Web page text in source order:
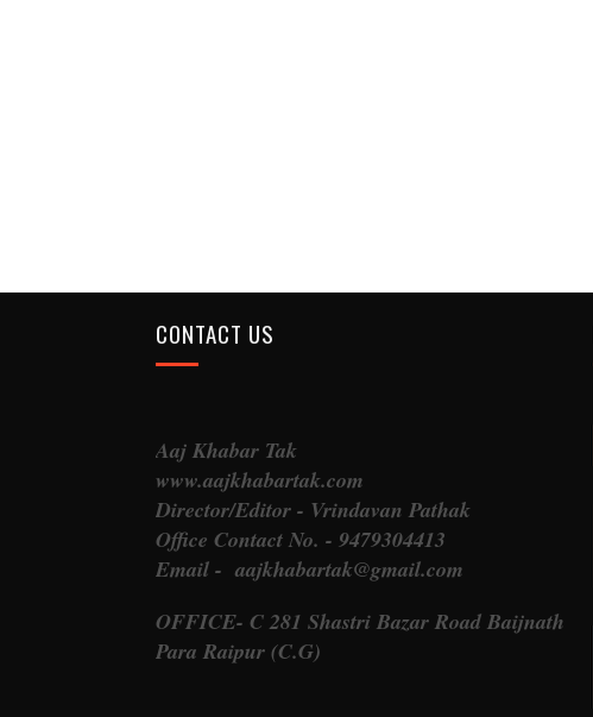
CONTACT US
Aaj Khabar Tak
www.aajkhabartak.com
Director/Editor - Vrindavan Pathak
Office Contact No. - 9479304413
Email - aajkhabartak@gmail.com
OFFICE- C 281 Shastri Bazar Road Baijnath
Para Raipur (C.G)